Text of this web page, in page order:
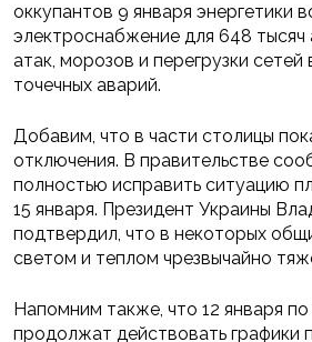
оккупантов 9 января энергетики
электроснабжение для 648 тысяч
атак, морозов и перегрузки сетей
точечных аварий.
Добавим, что в части столицы
отключения. В правительстве
полностью исправить ситуацию
15 января. Президент Украины
подтвердил, что в некоторых
светом и теплом чрезвычайно
Напомним также, что 12 января
продолжат действовать графики